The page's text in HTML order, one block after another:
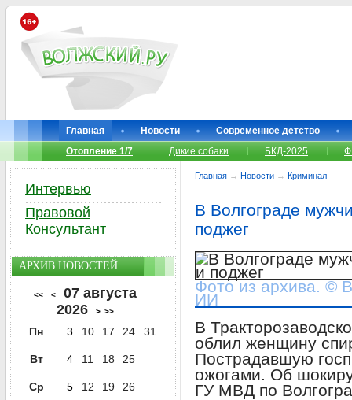
Главная Новости
Современное детство
Отопление 1/7
Дикие собаки БКД-2025
Главная → Новости → Криминал
В Волгограде
поджег
Фото из архива. ©
ИИ
В
облил женщину
Пострадавшую
ожогами. Об
ГУ МВД по
Интервью
Правовой
Консультант
АРХИВ НОВОСТЕЙ
<< <
07 августа
2026
> >>
Пн 3 10 17 24 31
Вт 4 11 18 25
Ср 5 12 19 26